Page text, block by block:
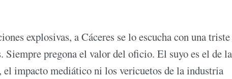
explosivas, a Cáceres se lo escucha con una triste
Siempre pregona el valor del oficio. El suyo es el de la
impacto mediático ni los vericuetos de la industria